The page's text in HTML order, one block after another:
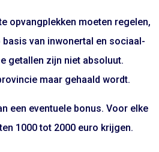
opvangplekken moeten regelen,
van inwonertal en sociaal-
getallen zijn niet absoluut.
maar gehaald wordt.
een eventuele bonus. Voor elke
1000 tot 2000 euro krijgen.